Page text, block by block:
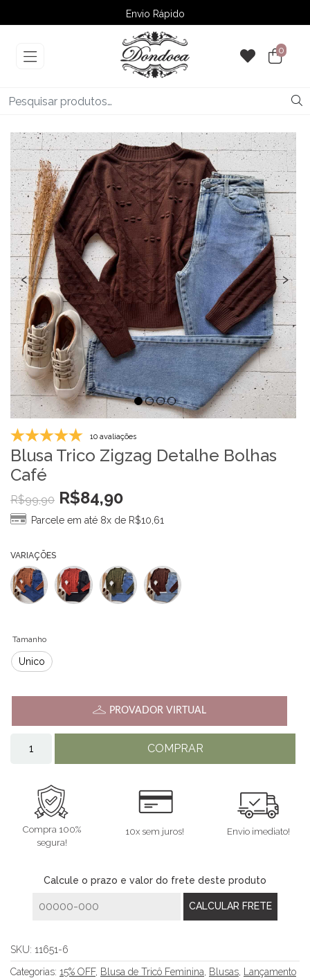
Envio Rápido
➚ Ofertas– Até 60% OFF
0
‹ ›
10 avaliações
Blusa Trico Zigzag Detalhe Bolhas
Café
R$99,90 R$84,90
Parcele em até 8x de R$10,61
VARIAÇÕES
Tamanho
Único
PROVADOR VIRTUAL
COMPRAR
Compra 100%
segura!
10x sem juros! Envio imediato!
Calcule o prazo e valor do frete deste produto
SKU: 11651-6
Categorias: 15% OFF, Blusa de Tricô Feminina, Blusas, Lançamento